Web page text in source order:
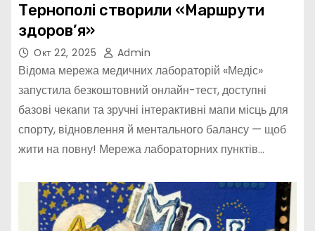
Тернополі створили «Маршрути
здоров’я»
Окт 22, 2025 Admin
Відома мережа медичних лабораторій «Медіс»
запустила безкоштовний онлайн-тест, доступні
базові чекапи та зручні інтерактивні мапи місць для
спорту, відновлення й ментального балансу — щоб
жити на повну! Мережа лабораторних пунктів…